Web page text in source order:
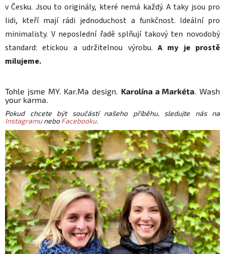
v Česku. Jsou to originály, které nemá každý. A taky jsou pro
lidi, kteří mají rádi jednoduchost a funkčnost. Ideální pro
minimalisty. V neposlední řadě splňují takový ten novodobý
standard: etickou a udržitelnou výrobu. A my je prostě
milujeme.
Tohle jsme MY. Kar.Ma design. Karolína a Markéta . Wash
your karma.
Pokud chcete být součástí našeho příběhu, sledujte nás na
InstagramuneboFacebooku.